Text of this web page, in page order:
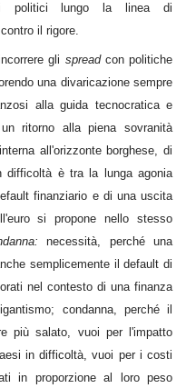
politici lungo la linea di
il rigore.
gli spreadcon politiche
una divaricazione sempre
alla guida tecnocratica e
ritorno alla piena sovranità
all'orizzonte borghese, di
è tra la lunga agonia
finanziario e di una uscita
si propone nello stesso
necessità, perché una
semplicemente il default di
nel contesto di una finanza
condanna, perché il
più salato, vuoi per l'impatto
in difficoltà, vuoi per i costi
in proporzione al loro peso